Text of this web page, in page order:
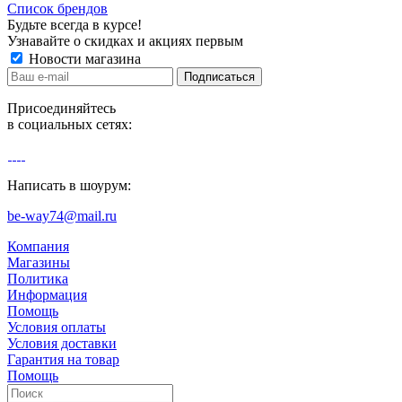
Список брендов
Будьте всегда в курсе!
Узнавайте о скидках и акциях первым
Новости магазина
Присоединяйтесь
в социальных сетях:
Написать в шоурум:
be-way74@mail.ru
Компания
Магазины
Политика
Информация
Помощь
Условия оплаты
Условия доставки
Гарантия на товар
Помощь